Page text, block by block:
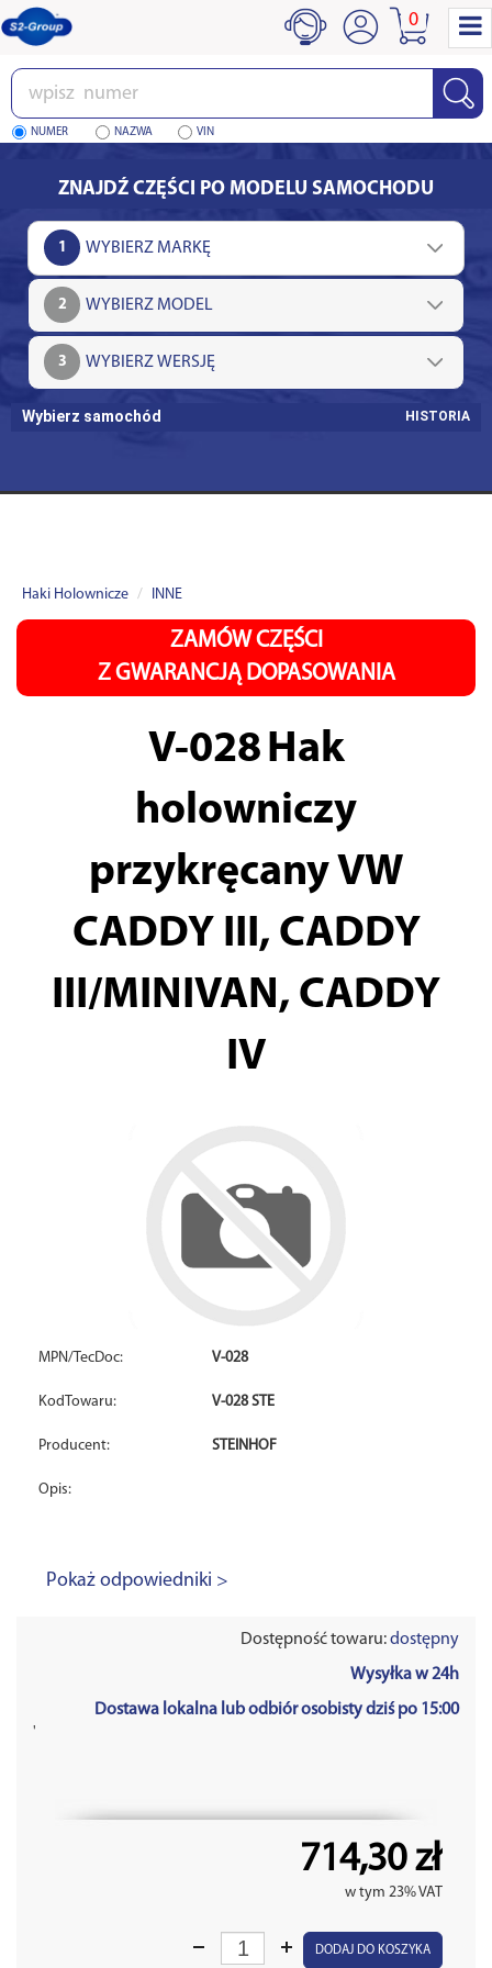
Wpisz
numer
NUMER NAZWA VIN
0
ZNAJDŹ CZĘŚCI PO MODELU SAMOCHODU
1
2
3
Wybierz samochód HISTORIA
Haki Holownicze INNE
ZAMÓW CZĘŚCI
Z GWARANCJĄ DOPASOWANIA
V-028 Hak
holowniczy
przykręcany VW
CADDY III, CADDY
III/MINIVAN, CADDY
IV
MPN/TecDoc: V-028
KodTowaru: V-028 STE
Producent: STEINHOF
Opis:
Pokaż odpowiedniki >
Dostępność towaru:dostępny
Wysyłka w 24h
Dostawa lokalna lub odbiór osobisty dziś po 15:00
'
714,30 zł
w tym 23% VAT
DODAJ DO KOSZYKA